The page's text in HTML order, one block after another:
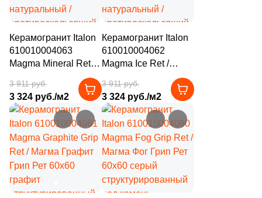
Saloni (1)
Settecento (1)
Stone4Home (19)
Stynul (
TGT Ceramics ( )
Tau Ceramica (4)
Togama (35)
Undefasa (4)
VIDREPUR (354)
Керамогранит Italon
610010004063
Magma Mineral Ret /
Магма Минерал Рет
60x120 бежевый
натуральный /
противоскользящий
под камень
3 911 руб.
3 324 руб./м2
Керамогранит Italon
610010004062
Magma Ice Ret /
60x120 бежевый
натуральный /
противоскользящий
под камень
3 911 руб.
3 324 руб./м2